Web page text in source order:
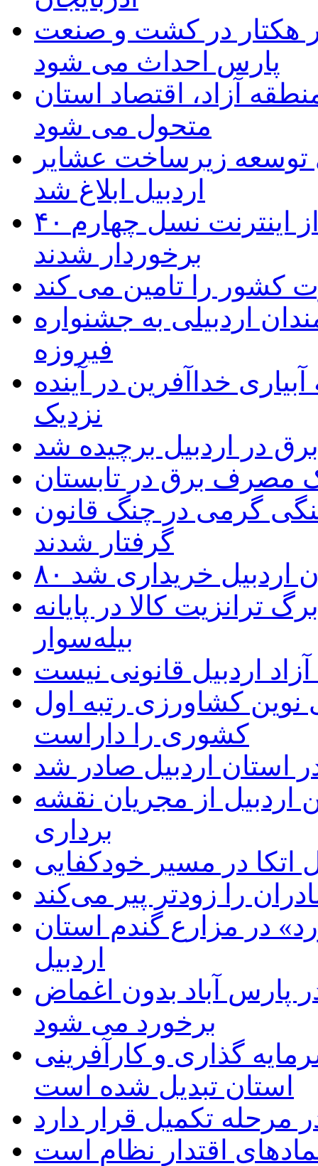
هکتار در کشت و صنعت
پارس احداث می شود
آزاد، اقتصاد استان
متحول می شود
برای توسعه زیرساخت عشایر
اردبیل ابلاغ شد
۴۰ روستای شهرستان گِرمی از اینترنت نسل چهارم
برخوردار شدند
به۵۰ اثر هنرمندان اردبیلی به جشنواره
فیروزه
خداآفرین در آینده
نزدیک
مصرف برق در تابستان
گرمی در چنگ قانون
گرفتار شدند
اردبیل خریداری شد
کالا در پایانه
بیله‌سوار
اردبیل قانونی نیست
نوین کشاورزی رتبه اول
کشوری را داراست
استان اردبیل صادر شد
از مجریان نقشه
برداری
در مسیر خودکفایی
را زودتر پیر می‌کند
در مزارع گندم استان
اردبیل
پارس آباد بدون اغماض
برخورد می شود
گذاری و کارآفرینی
استان تبدیل شده است
مرحله تکمیل قرار دارد
اقتدار نظام است